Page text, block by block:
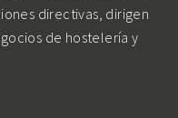
directivas, dirigen
de hostelería y